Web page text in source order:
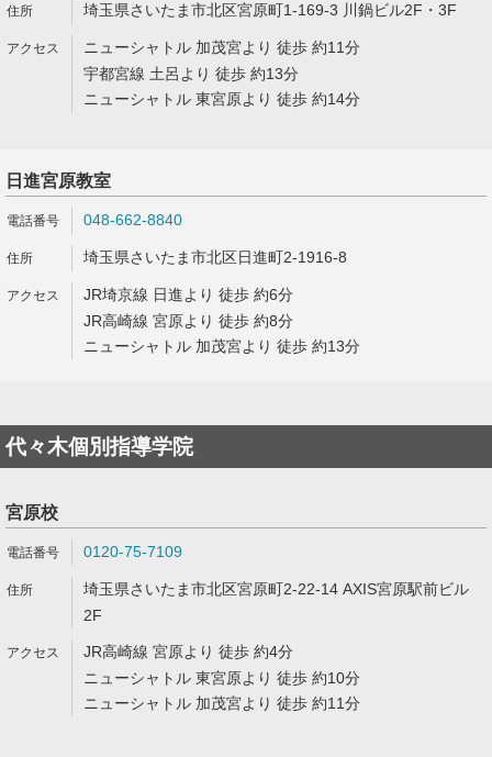
埼玉県さいたま市北区宮原町1-169-3 川鍋ビル2F・3F
ニューシャトル 加茂宮より 徒歩 約11分
宇都宮線 土呂より 徒歩 約13分
ニューシャトル 東宮原より 徒歩 約14分
日進宮原教室
048-662-8840
埼玉県さいたま市北区日進町2-1916-8
JR埼京線 日進より 徒歩 約6分
JR高崎線 宮原より 徒歩 約8分
ニューシャトル 加茂宮より 徒歩 約13分
代々木個別指導学院
宮原校
0120-75-7109
埼玉県さいたま市北区宮原町2-22-14 AXIS宮原駅前ビル
2F
JR高崎線 宮原より 徒歩 約4分
ニューシャトル 東宮原より 徒歩 約10分
ニューシャトル 加茂宮より 徒歩 約11分